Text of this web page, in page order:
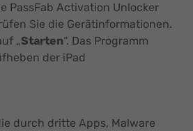
PassFab Activation Unlocker
Sie die Gerätinformationen.
„Starten“. Das Programm
der iPad
durch dritte Apps, Malware